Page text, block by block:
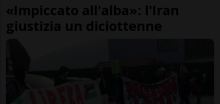
«Impiccato all'alba»: l'Iran
giustizia un diciottenne